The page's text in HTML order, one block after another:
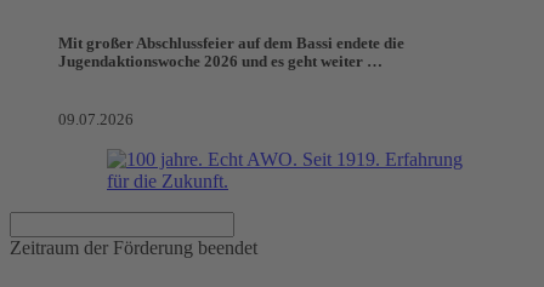
Mit großer Abschlussfeier auf dem Bassi endete die
Jugendaktionswoche 2026 und es geht weiter …
09.07.2026
Zeitraum der Förderung beendet